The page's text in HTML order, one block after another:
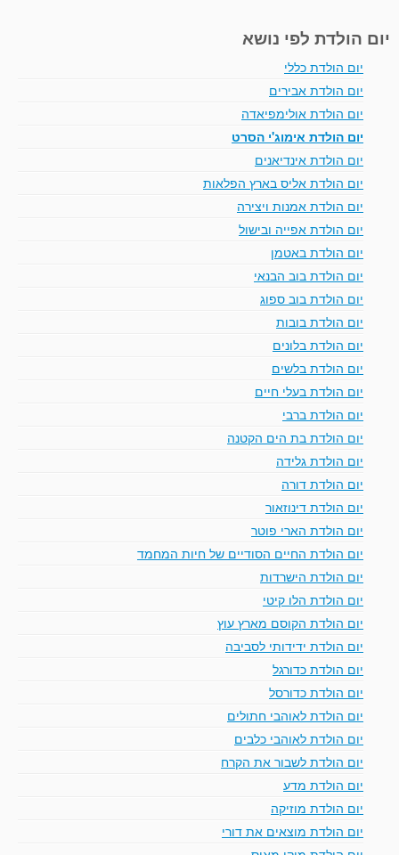
יום הולדת לפי נושא
יום הולדת כללי
יום הולדת אבירים
יום הולדת אולימפיאדה
יום הולדת אימוג'י הסרט
יום הולדת אינדיאנים
יום הולדת אליס בארץ הפלאות
יום הולדת אמנות ויצירה
יום הולדת אפייה ובישול
יום הולדת באטמן
יום הולדת בוב הבנאי
יום הולדת בוב ספוג
יום הולדת בובות
יום הולדת בלונים
יום הולדת בלשים
יום הולדת בעלי חיים
יום הולדת ברבי
יום הולדת בת הים הקטנה
יום הולדת גלידה
יום הולדת דורה
יום הולדת דינוזאור
יום הולדת הארי פוטר
יום הולדת החיים הסודיים של חיות המחמד
יום הולדת הישרדות
יום הולדת הלו קיטי
יום הולדת הקוסם מארץ עוץ
יום הולדת ידידותי לסביבה
יום הולדת כדורגל
יום הולדת כדורסל
יום הולדת לאוהבי חתולים
יום הולדת לאוהבי כלבים
יום הולדת לשבור את הקרח
יום הולדת מדע
יום הולדת מוזיקה
יום הולדת מוצאים את דורי